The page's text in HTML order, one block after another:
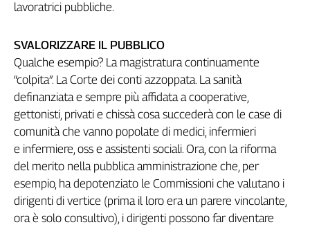
120
Cgil
Collettiva
Academy
Collettiva
Play
Rubriche
Collettiva
Talk
La
settimana
Collettiva
lavoratrici pubbliche.
SVALORIZZARE IL PUBBLICO
Qualche esempio? La magistratura continuamente
“colpita”. La Corte dei conti azzoppata. La sanità
definanziata e sempre più affidata a cooperative,
gettonisti, privati e chissà cosa succederà con le case di
comunità che vanno popolate di medici, infermieri
e infermiere, oss e assistenti sociali. Ora, con la riforma
del merito nella pubblica amministrazione che, per
esempio, ha depotenziato le Commissioni che valutano i
dirigenti di vertice (prima il loro era un parere vincolante,
ora è solo consultivo), i dirigenti possono far diventare